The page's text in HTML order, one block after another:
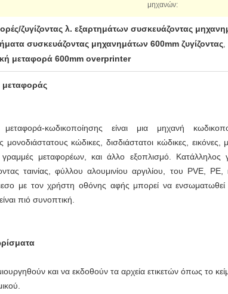
μηχανών:
ζυγίζοντας λ. εξαρτημάτων συσκευάζοντας
συσκευάζοντας μηχανημάτων 600mm ζυγίζοντας,
μεταφορά 600mm overprinter
κωδικοποίησης είναι μια μηχανή
μονοδιάστατους κώδικες, δισδιάστατοι κώδικες, εικόνες,
μεταφορέων, και άλλο εξοπλισμό. Κατάλληλος
ταινίας, φύλλου αλουμινίου αργιλίου, του PVE,
με τον χρήστη οθόνης αφής μπορεί να
πιό συνοπτική.
και να εκδοθούν τα αρχεία ετικετών όπως το